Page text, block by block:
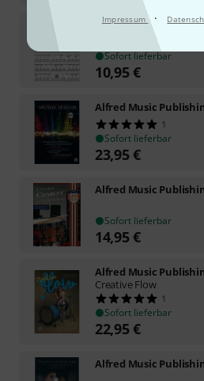
Impressum ·
Alfred Music
Sofort lieferbar
10,95€
Alfred Music
1
Sofort lieferbar
23,95€
Alfred Music
Sofort lieferbar
14,95€
Alfred Music
Creative Flow
1
Sofort lieferbar
22,95€
Alfred Music